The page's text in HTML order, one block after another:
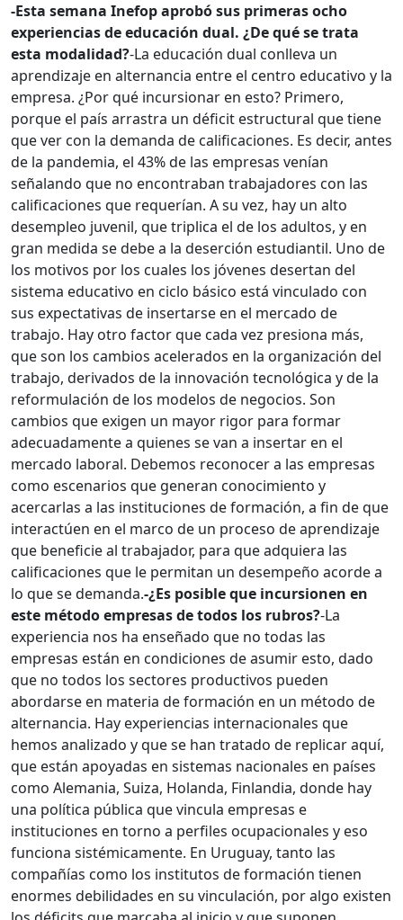
-Esta semana Inefop aprobó sus primeras ocho
experiencias de educación dual. ¿De qué se trata
esta modalidad?-La educación dual conlleva un
aprendizaje en alternancia entre el centro educativo y la
empresa. ¿Por qué incursionar en esto? Primero,
porque el país arrastra un déficit estructural que tiene
que ver con la demanda de calificaciones. Es decir, antes
de la pandemia, el 43% de las empresas venían
señalando que no encontraban trabajadores con las
calificaciones que requerían. A su vez, hay un alto
desempleo juvenil, que triplica el de los adultos, y en
gran medida se debe a la deserción estudiantil. Uno de
los motivos por los cuales los jóvenes desertan del
sistema educativo en ciclo básico está vinculado con
sus expectativas de insertarse en el mercado de
trabajo. Hay otro factor que cada vez presiona más,
que son los cambios acelerados en la organización del
trabajo, derivados de la innovación tecnológica y de la
reformulación de los modelos de negocios. Son
cambios que exigen un mayor rigor para formar
adecuadamente a quienes se van a insertar en el
mercado laboral. Debemos reconocer a las empresas
como escenarios que generan conocimiento y
acercarlas a las instituciones de formación, a fin de que
interactúen en el marco de un proceso de aprendizaje
que beneficie al trabajador, para que adquiera las
calificaciones que le permitan un desempeño acorde a
lo que se demanda.-¿Es posible que incursionen en
este método empresas de todos los rubros?-La
experiencia nos ha enseñado que no todas las
empresas están en condiciones de asumir esto, dado
que no todos los sectores productivos pueden
abordarse en materia de formación en un método de
alternancia. Hay experiencias internacionales que
hemos analizado y que se han tratado de replicar aquí,
que están apoyadas en sistemas nacionales en países
como Alemania, Suiza, Holanda, Finlandia, donde hay
una política pública que vincula empresas e
instituciones en torno a perfiles ocupacionales y eso
funciona sistémicamente. En Uruguay, tanto las
compañías como los institutos de formación tienen
enormes debilidades en su vinculación, por algo existen